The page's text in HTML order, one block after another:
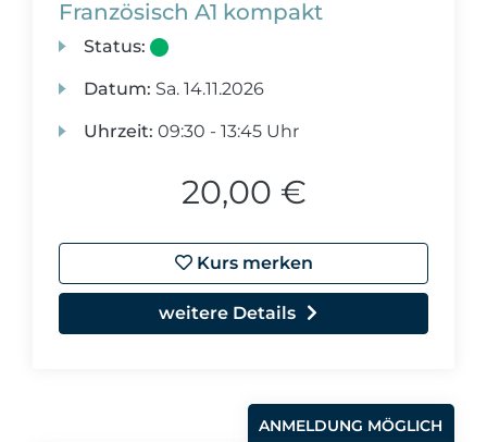
Französisch A1 kompakt
Status:
Datum: Sa. 14.11.2026
Uhrzeit: 09:30 - 13:45 Uhr
20,00 €
Kurs merken
weitere Details
ANMELDUNG MÖGLICH